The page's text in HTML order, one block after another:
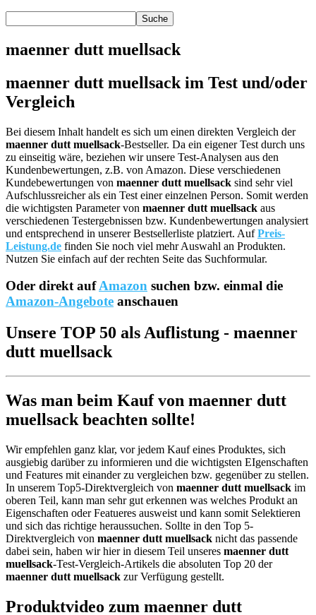
maenner dutt muellsack
maenner dutt muellsack im Test und/oder
Vergleich
Bei diesem Inhalt handelt es sich um einen direkten Vergleich der
maenner dutt muellsack-Bestseller. Da ein eigener Test durch uns
zu einseitig wäre, beziehen wir unsere Test-Analysen aus den
Kundenbewertungen, z.B. von Amazon. Diese verschiedenen
Kundebewertungen von maenner dutt muellsack sind sehr viel
Aufschlussreicher als ein Test einer einzelnen Person. Somit werden
die wichtigsten Parameter von maenner dutt muellsack aus
verschiedenen Testergebnissen bzw. Kundenbewertungen analysiert
und entsprechend in unserer Bestsellerliste platziert. AufPreis-
Leistung.de finden Sie noch viel mehr Auswahl an Produkten.
Nutzen Sie einfach auf der rechten Seite das Suchformular.
Oder direkt aufAmazon suchen bzw. einmal die
Amazon-Angebote anschauen
Unsere TOP 50 als Auflistung - maenner
dutt muellsack
Was man beim Kauf von maenner dutt
muellsack beachten sollte!
Wir empfehlen ganz klar, vor jedem Kauf eines Produktes, sich
ausgiebig darüber zu informieren und die wichtigsten EIgenschaften
und Features mit einander zu vergleichen bzw. gegenüber zu stellen.
In unserem Top5-Direktvergleich von maenner dutt muellsack im
oberen Teil, kann man sehr gut erkennen was welches Produkt an
Eigenschaften oder Featueres ausweist und kann somit Selektieren
und sich das richtige heraussuchen. Sollte in den Top 5-
Direktvergleich von maenner dutt muellsack nicht das passende
dabei sein, haben wir hier in diesem Teil unseres maenner dutt
muellsack-Test-Vergleich-Artikels die absoluten Top 20 der
maenner dutt muellsack zur Verfügung gestellt.
Produktvideo zum maenner dutt